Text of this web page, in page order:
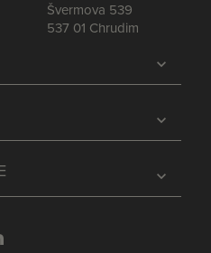
Švermova 539
537 01 Chrudim
expand_more
expand_more
expand_more